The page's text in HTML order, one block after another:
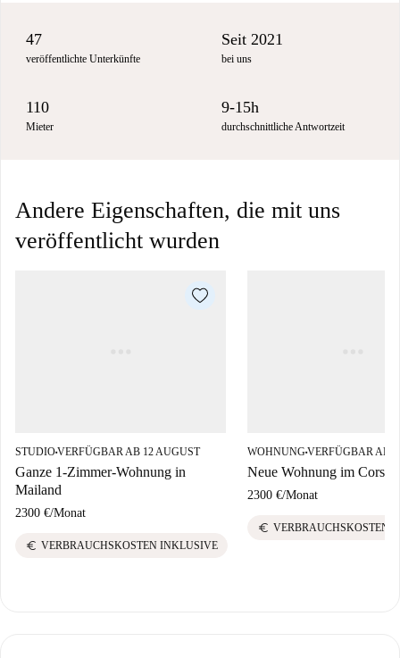
47
veröffentlichte Unterkünfte
Seit 2021
bei uns
110
Mieter
9-15h
durchschnittliche Antwortzeit
Andere Eigenschaften, die mit uns
veröffentlicht wurden
STUDIO■VERFÜGBAR AB 12 AUGUST
Ganze 1-Zimmer-Wohnung in
Mailand
2300 €/Monat
euro VERBRAUCHSKOSTEN INKLUSIVE
WOHNUNG■VERFÜGBAR AB
Neue Wohnung im Corso
2300 €/Monat
euro VERBRAUCHSKOSTEN